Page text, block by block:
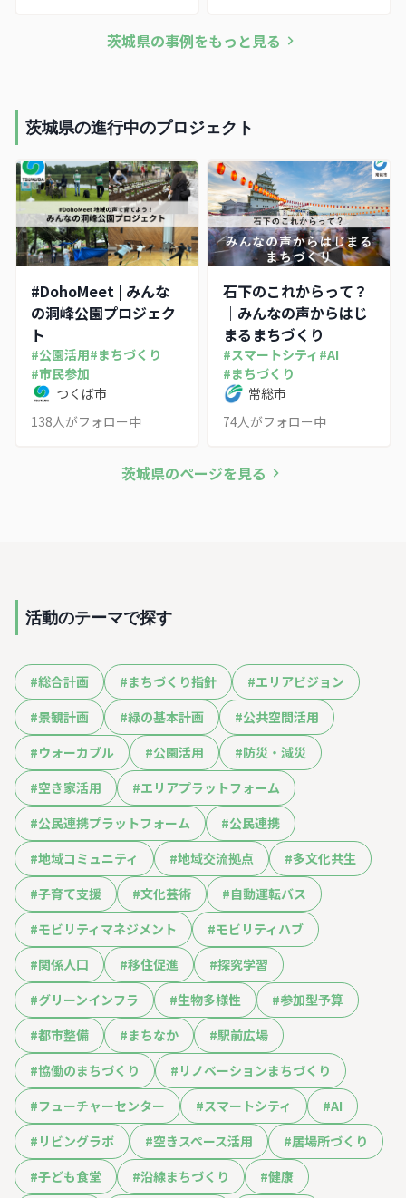
グリーン水素で2030年度
74提言をロードマップで
政策化し、脱炭素を中心市
街地活性化の手段に位置づ
けた。
同時並行で展開。需要の濃
例。
茨城県の事例をもっと見る
茨城県の進行中のプロジェクト
#DohoMeet | みんな
の洞峰公園プロジェク
ト
#公園活用#まちづくり
#市民参加
つくば市
138人がフォロー中
石下のこれからって？
｜みんなの声からはじ
まるまちづくり
#スマートシティ #AI
#まちづくり
常総市
74人がフォロー中
茨城県のページを見る
活動のテーマで探す
#総合計画 #まちづくり指針 #エリアビジョン
#景観計画 #緑の基本計画 #公共空間活用
#ウォーカブル #公園活用 #防災・減災
#空き家活用 #エリアプラットフォーム
#公民連携プラットフォーム #公民連携
#地域コミュニティ #地域交流拠点 #多文化共生
#子育て支援 #文化芸術 #自動運転バス
#モビリティマネジメント #モビリティハブ
#関係人口 #移住促進 #探究学習
#グリーンインフラ #生物多様性 #参加型予算
#都市整備 #まちなか #駅前広場
#協働のまちづくり # リノベーションまちづくり
#フューチャーセンター #スマートシティ #AI
# リビングラボ #空きスペース活用 #居場所づくり
#子ども食堂 #沿線まちづくり #健康